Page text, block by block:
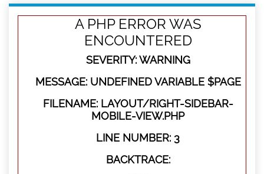
A PHP ERROR WAS
ENCOUNTERED
SEVERITY: WARNING
MESSAGE: UNDEFINED VARIABLE $PAGE
FILENAME: LAYOUT/RIGHT-SIDEBAR-
MOBILE-VIEW.PHP
LINE NUMBER: 3
BACKTRACE: